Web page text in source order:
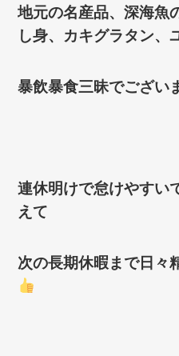
地元の名産品、深海魚
し身、カキグラタン、
暴飲暴食三昧でござい
連休明けで怠けやすい
えて
次の長期休暇まで日々